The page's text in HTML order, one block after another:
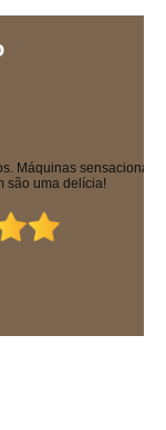
sensacionais e os
delícia!